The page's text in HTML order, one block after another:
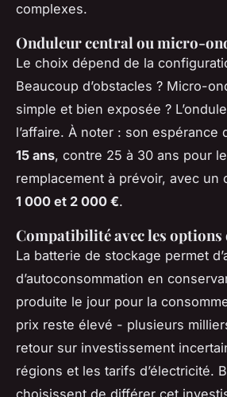
complexes.
Onduleur central ou micro-
Le choix dépend de la
Beaucoup d’obstacles ? Micro-
simple et bien exposée ?
l’affaire. À noter : son espérance
15 ans, contre 25 à 30 ans pour
remplacement à prévoir, avec un
1 000 et 2 000 €.
Compatibilité avec les options
La batterie de stockage permet
d’autoconsommation en
produite le jour pour la
prix reste élevé - plusieurs
retour sur investissement
régions et les tarifs d’électricité.